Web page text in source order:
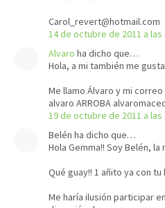
Carol_revert@hotmail.com
14 de octubre de 2011 a las
Alvaro ha dicho que…
Hola, a mi también me
Me llamo Álvaro y mi correo
alvaro ARROBA
19 de octubre de 2011 a las
Belén ha dicho que…
Hola Gemma!! Soy Belén,
Qué guay!! 1 añito ya con
Me haría ilusión participar